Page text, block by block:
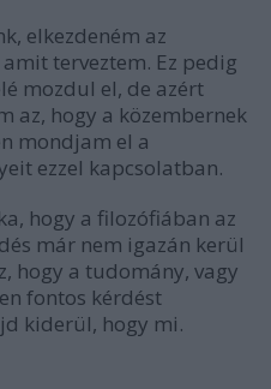
elkezdeném az
terveztem. Ez pedig
mozdul el, de azért
az, hogy a közembernek
mondjam el a
ezzel kapcsolatban.
hogy a filozófiában az
már nem igazán kerül
hogy a tudomány, vagy
fontos kérdést
kiderül, hogy mi.